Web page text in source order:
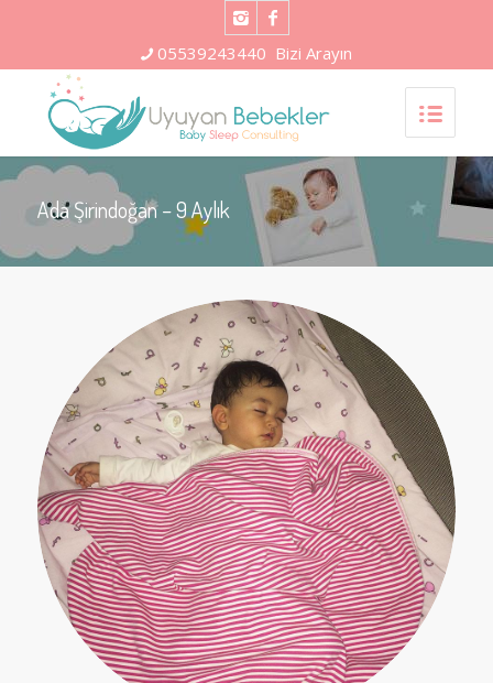
05539243440 Bizi Arayın
Ada Şirindoğan – 9 Aylık